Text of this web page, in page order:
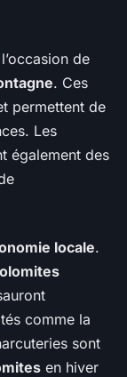
de
. Ces
permettent de
Les
également des
locale.
comme la
sont
en hiver